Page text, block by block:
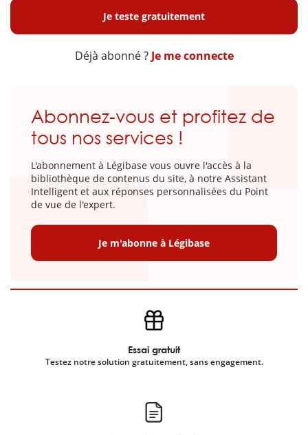
Je teste gratuitement
Déjà abonné ? Je me connecte
Abonnez-vous et profitez de
tous nos services !
L'abonnement à Légibase vous ouvre l'accès à la
bibliothèque de contenus du site, à notre Assistant
Intelligent et aux réponses personnalisées du Point
de vue de l'expert.
Je m'abonne à Légibase
Essai gratuit
Testez notre solution gratuitement, sans engagement.